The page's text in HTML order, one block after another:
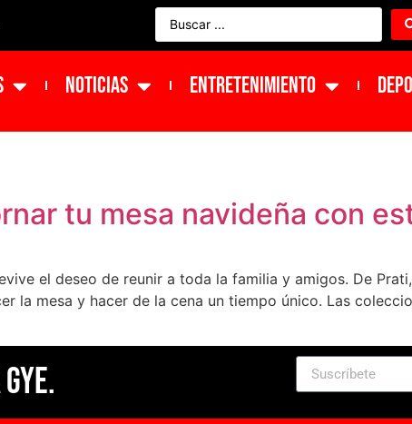
NOTICIAS ENTRETENIMIENTO
tu mesa navideña con
el deseo de reunir a toda la familia y amigos. De
la mesa y hacer de la cena un tiempo único. Las